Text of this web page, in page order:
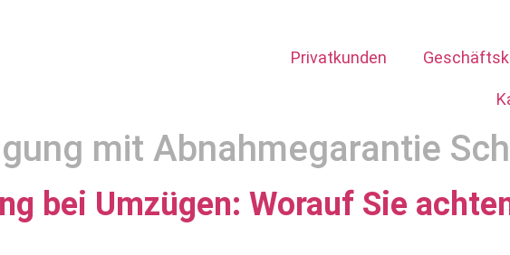
Privatkunden
mit Abnahmegarantie
bei Umzügen: Worauf Sie